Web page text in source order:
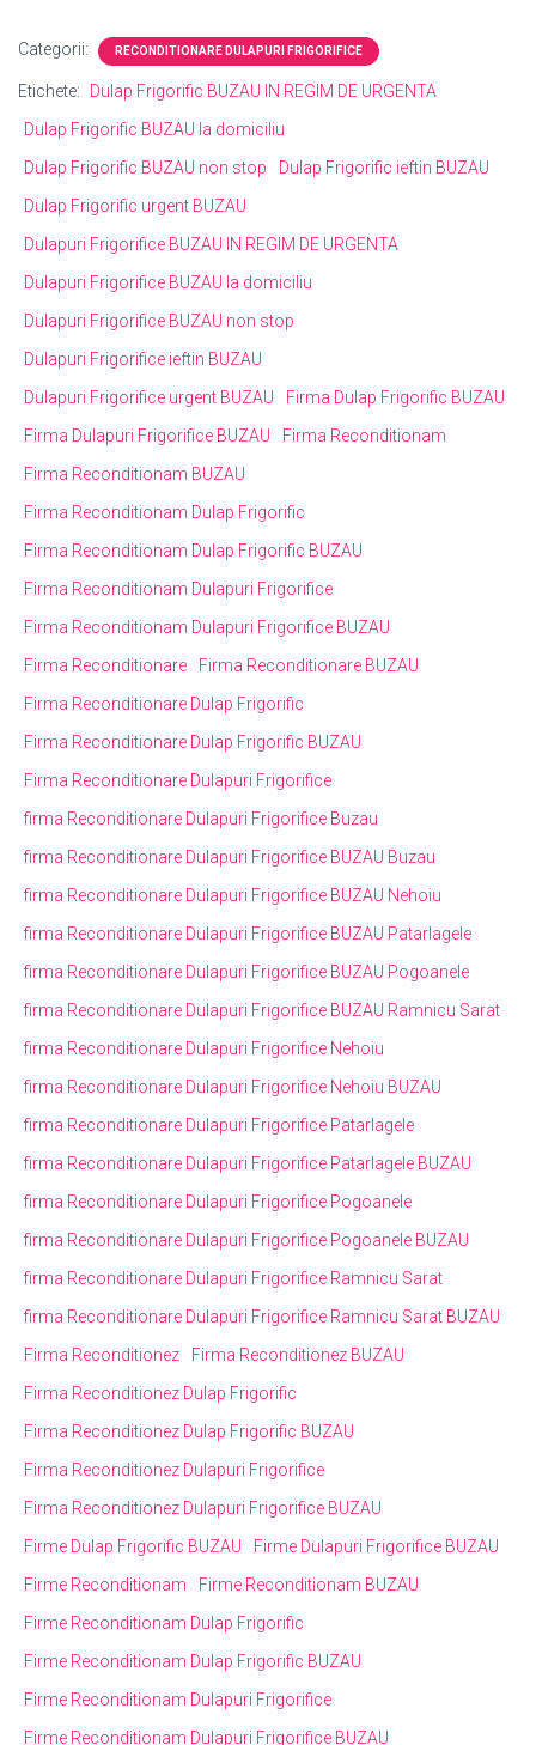
Categorii: RECONDITIONARE DULAPURI FRIGORIFICE
Etichete:
Dulap Frigorific BUZAU IN REGIM DE URGENTA
Dulap Frigorific BUZAU la domiciliu
Dulap Frigorific BUZAU non stop
Dulap Frigorific ieftin BUZAU
Dulap Frigorific urgent BUZAU
Dulapuri Frigorifice BUZAU IN REGIM DE URGENTA
Dulapuri Frigorifice BUZAU la domiciliu
Dulapuri Frigorifice BUZAU non stop
Dulapuri Frigorifice ieftin BUZAU
Dulapuri Frigorifice urgent BUZAU
Firma Dulap Frigorific BUZAU
Firma Dulapuri Frigorifice BUZAU
Firma Reconditionam
Firma Reconditionam BUZAU
Firma Reconditionam Dulap Frigorific
Firma Reconditionam Dulap Frigorific BUZAU
Firma Reconditionam Dulapuri Frigorifice
Firma Reconditionam Dulapuri Frigorifice BUZAU
Firma Reconditionare
Firma Reconditionare BUZAU
Firma Reconditionare Dulap Frigorific
Firma Reconditionare Dulap Frigorific BUZAU
Firma Reconditionare Dulapuri Frigorifice
firma Reconditionare Dulapuri Frigorifice Buzau
firma Reconditionare Dulapuri Frigorifice BUZAU Buzau
firma Reconditionare Dulapuri Frigorifice BUZAU Nehoiu
firma Reconditionare Dulapuri Frigorifice BUZAU Patarlagele
firma Reconditionare Dulapuri Frigorifice BUZAU Pogoanele
firma Reconditionare Dulapuri Frigorifice BUZAU Ramnicu Sarat
firma Reconditionare Dulapuri Frigorifice Nehoiu
firma Reconditionare Dulapuri Frigorifice Nehoiu BUZAU
firma Reconditionare Dulapuri Frigorifice Patarlagele
firma Reconditionare Dulapuri Frigorifice Patarlagele BUZAU
firma Reconditionare Dulapuri Frigorifice Pogoanele
firma Reconditionare Dulapuri Frigorifice Pogoanele BUZAU
firma Reconditionare Dulapuri Frigorifice Ramnicu Sarat
firma Reconditionare Dulapuri Frigorifice Ramnicu Sarat BUZAU
Firma Reconditionez
Firma Reconditionez BUZAU
Firma Reconditionez Dulap Frigorific
Firma Reconditionez Dulap Frigorific BUZAU
Firma Reconditionez Dulapuri Frigorifice
Firma Reconditionez Dulapuri Frigorifice BUZAU
Firme Dulap Frigorific BUZAU
Firme Dulapuri Frigorifice BUZAU
Firme Reconditionam
Firme Reconditionam BUZAU
Firme Reconditionam Dulap Frigorific
Firme Reconditionam Dulap Frigorific BUZAU
Firme Reconditionam Dulapuri Frigorifice
Firme Reconditionam Dulapuri Frigorifice BUZAU